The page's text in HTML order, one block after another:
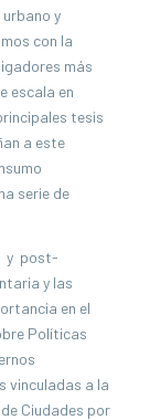
y
con la
más
escala en
tesis
a este
serie de
y post-
y las
en el
Políticas
vinculadas a la
Ciudades por